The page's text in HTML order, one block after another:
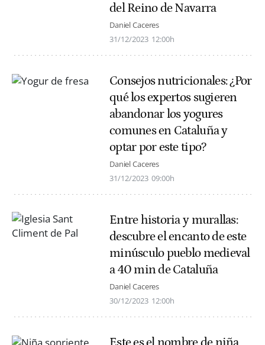
del Reino de Navarra
Daniel Caceres
31/12/2023 12:00h
Consejos nutricionales: ¿Por
qué los expertos sugieren
abandonar los yogures
comunes en Cataluña y
optar por este tipo?
Daniel Caceres
31/12/2023 09:00h
Entre historia y murallas:
descubre el encanto de este
minúsculo pueblo medieval
a 40 min de Cataluña
Daniel Caceres
30/12/2023 12:00h